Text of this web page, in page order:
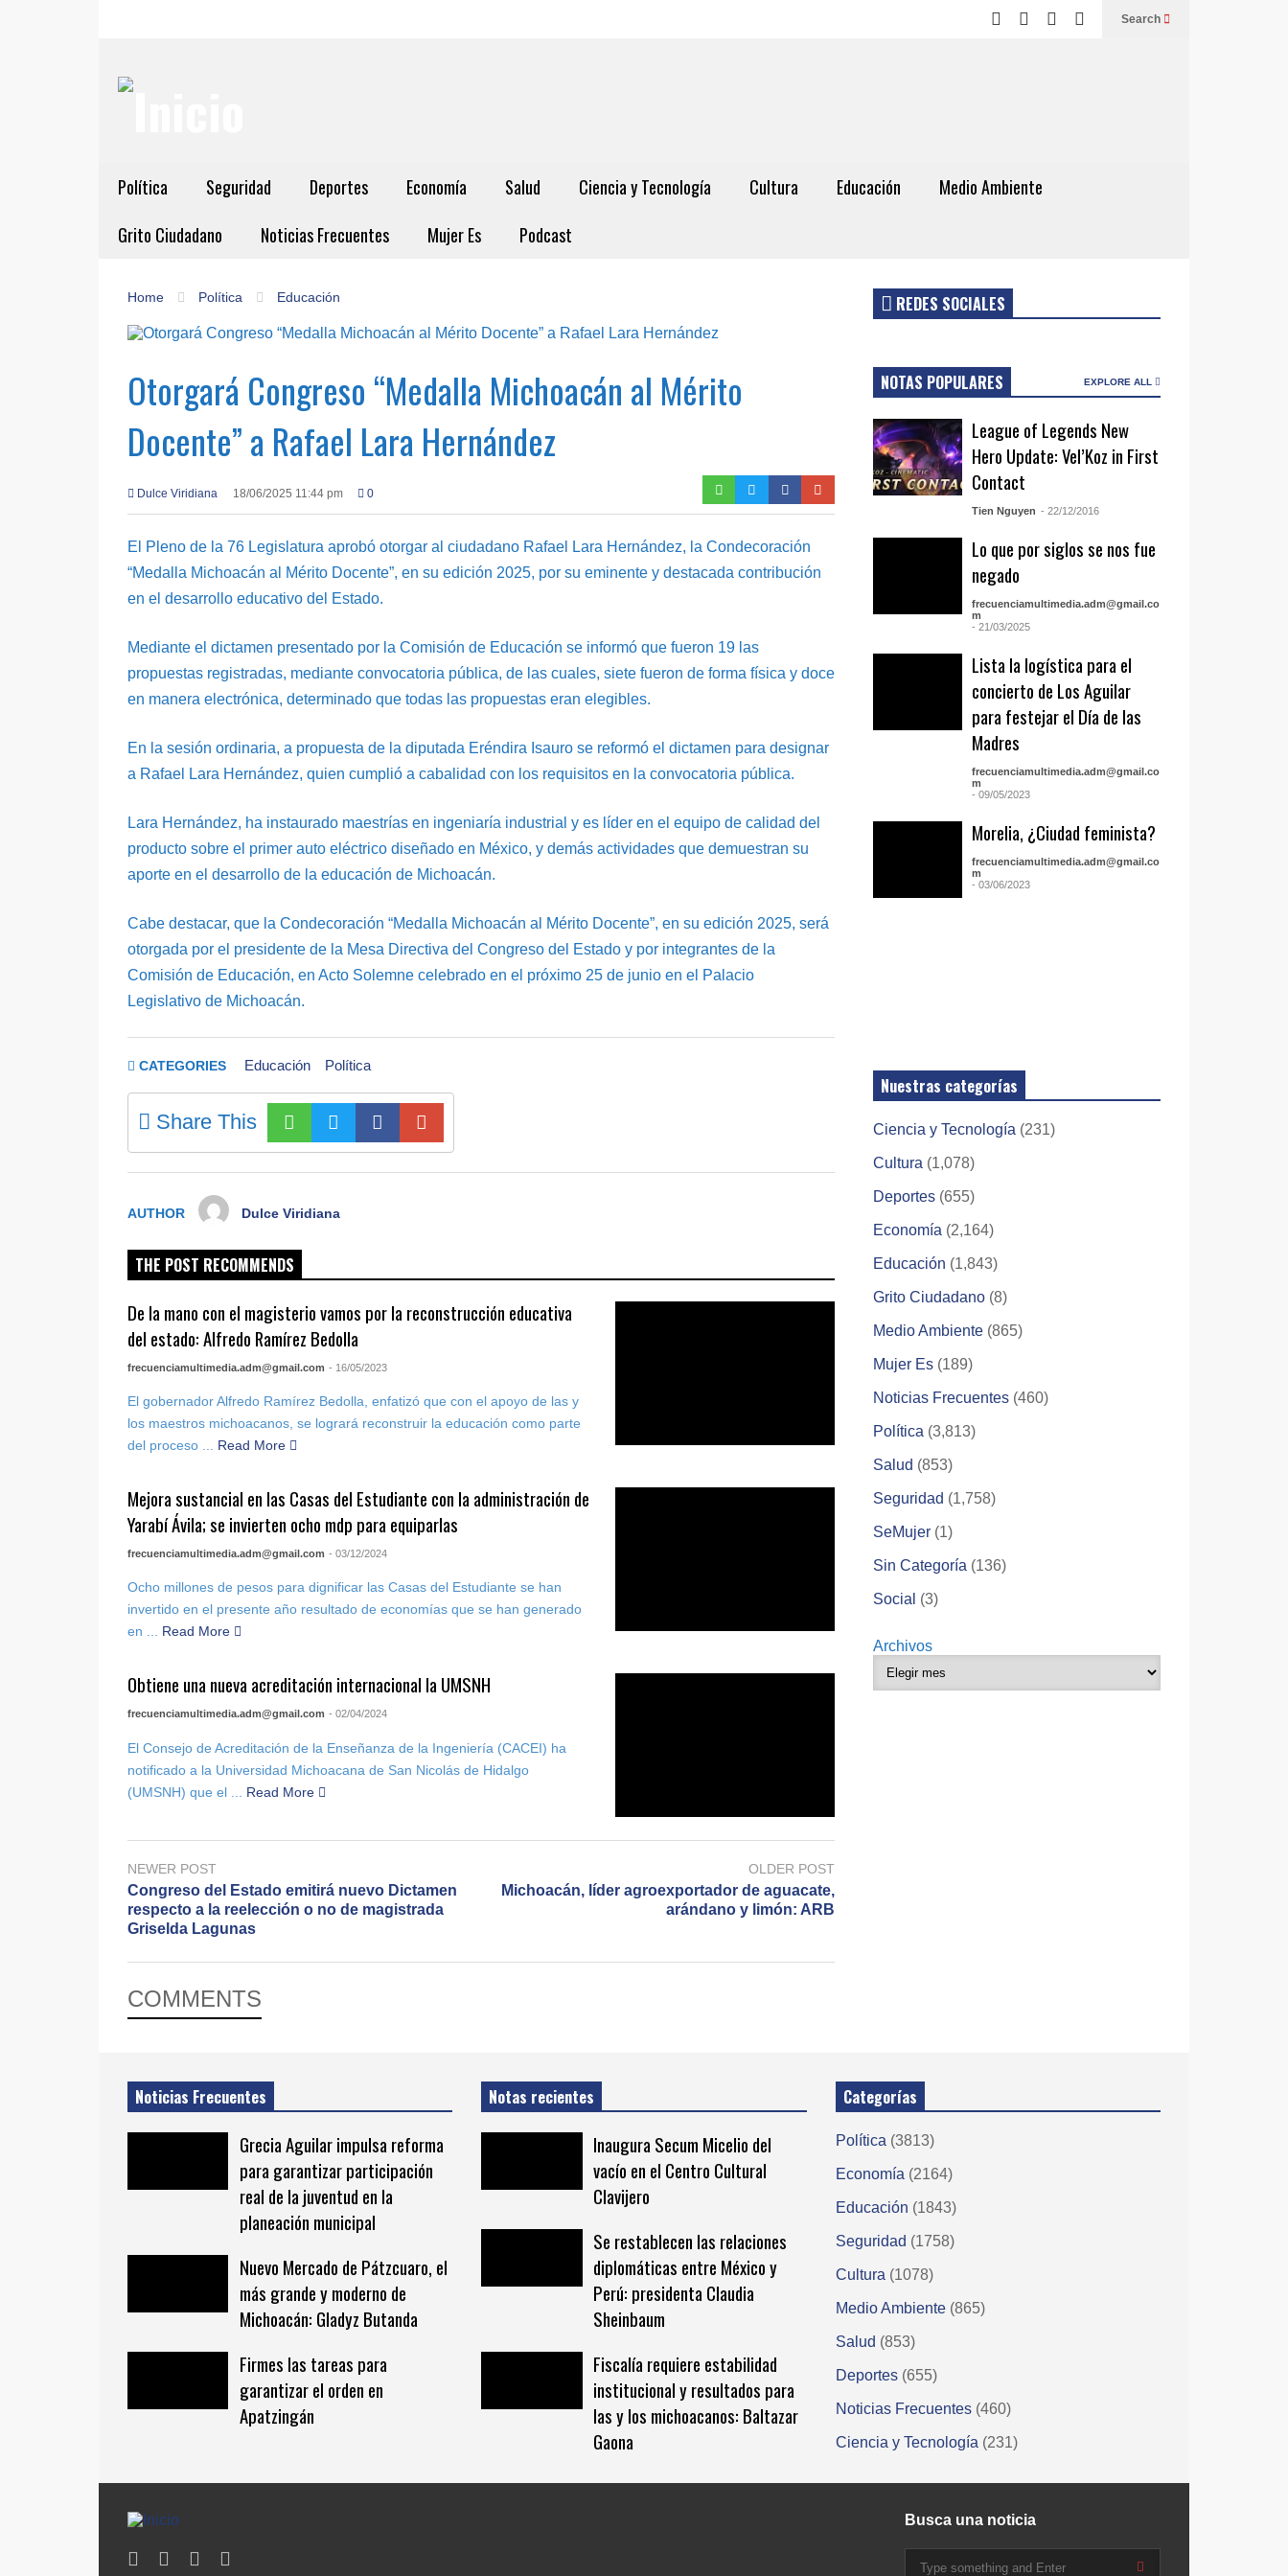
Search
Política Seguridad Deportes Economía Salud Ciencia y Tecnología Cultura Educación
Medio Ambiente
Grito Ciudadano
Noticias Frecuentes Mujer Es Podcast
Home Política Educación
Otorgará Congreso “Medalla Michoacán al Mérito
Docente” a Rafael Lara Hernández
Dulce Viridiana 18/06/2025 11:44 pm 0
El Pleno de la 76 Legislatura aprobó otorgar al ciudadano Rafael Lara Hernández, la Condecoración
“Medalla Michoacán al Mérito Docente”, en su edición 2025, por su eminente y destacada contribución
en el desarrollo educativo del Estado.
Mediante el dictamen presentado por la Comisión de Educación se informó que fueron 19 las
propuestas registradas, mediante convocatoria pública, de las cuales, siete fueron de forma física y doce
en manera electrónica, determinado que todas las propuestas eran elegibles.
En la sesión ordinaria, a propuesta de la diputada Eréndira Isauro se reformó el dictamen para designar
a Rafael Lara Hernández, quien cumplió a cabalidad con los requisitos en la convocatoria pública.
Lara Hernández, ha instaurado maestrías en ingeniaría industrial y es líder en el equipo de calidad del
producto sobre el primer auto eléctrico diseñado en México, y demás actividades que demuestran su
aporte en el desarrollo de la educación de Michoacán.
Cabe destacar, que la Condecoración “Medalla Michoacán al Mérito Docente”, en su edición 2025, será
otorgada por el presidente de la Mesa Directiva del Congreso del Estado y por integrantes de la
Comisión de Educación, en Acto Solemne celebrado en el próximo 25 de junio en el Palacio
Legislativo de Michoacán.
CATEGORIES Educación Política
Share This
AUTHOR Dulce Viridiana
THE POST RECOMMENDS
De la mano con el magisterio vamos por la reconstrucción educativa
del estado: Alfredo Ramírez Bedolla
frecuenciamultimedia.adm@gmail.com - 16/05/2023
El gobernador Alfredo Ramírez Bedolla, enfatizó que con el apoyo de las y
los maestros michoacanos, se logrará reconstruir la educación como parte
del proceso ...
Read More
Mejora sustancial en las Casas del Estudiante con la administración de
Yarabí Ávila; se invierten ocho mdp para equiparlas
frecuenciamultimedia.adm@gmail.com - 03/12/2024
Ocho millones de pesos para dignificar las Casas del Estudiante se han
invertido en el presente año resultado de economías que se han generado
en ... Read More
Obtiene una nueva acreditación internacional la UMSNH
frecuenciamultimedia.adm@gmail.com - 02/04/2024
El Consejo de Acreditación de la Enseñanza de la Ingeniería (CACEI) ha
notificado a la Universidad Michoacana de San Nicolás de Hidalgo
(UMSNH) que el ...
Read More
NEWER POST
Congreso del Estado emitirá nuevo Dictamen
respecto a la reelección o no de magistrada
Griselda Lagunas
OLDER POST
Michoacán, líder agroexportador de aguacate,
arándano y limón: ARB
COMMENTS
REDES SOCIALES
NOTAS POPULARES EXPLORE ALL
League of Legends New
Hero Update: Vel’Koz in First
Contact
Tien Nguyen - 22/12/2016
Lo que por siglos se nos fue
negado
frecuenciamultimedia.adm@gmail.co
m
- 21/03/2025
Lista la logística para el
concierto de Los Aguilar
para festejar el Día de las
Madres
frecuenciamultimedia.adm@gmail.co
m
- 09/05/2023
Morelia, ¿Ciudad feminista?
frecuenciamultimedia.adm@gmail.co
m
- 03/06/2023
Nuestras categorías
Ciencia y Tecnología (231)
Cultura (1,078)
Deportes (655)
Economía (2,164)
Educación (1,843)
Grito Ciudadano (8)
Medio Ambiente (865)
Mujer Es (189)
Noticias Frecuentes (460)
Política (3,813)
Salud (853)
Seguridad (1,758)
SeMujer (1)
Sin Categoría (136)
Social (3)
Archivos
Noticias Frecuentes
Grecia Aguilar impulsa reforma
para garantizar participación
real de la juventud en la
planeación municipal
Nuevo Mercado de Pátzcuaro, el
más grande y moderno de
Michoacán: Gladyz Butanda
Firmes las tareas para
garantizar el orden en
Apatzingán
Notas recientes
Inaugura Secum Micelio del
vacío en el Centro Cultural
Clavijero
Se restablecen las relaciones
diplomáticas entre México y
Perú: presidenta Claudia
Sheinbaum
Fiscalía requiere estabilidad
institucional y resultados para
las y los michoacanos: Baltazar
Gaona
Categorías
Política (3813)
Economía (2164)
Educación (1843)
Seguridad (1758)
Cultura (1078)
Medio Ambiente (865)
Salud (853)
Deportes (655)
Noticias Frecuentes (460)
Ciencia y Tecnología (231)
Busca una noticia